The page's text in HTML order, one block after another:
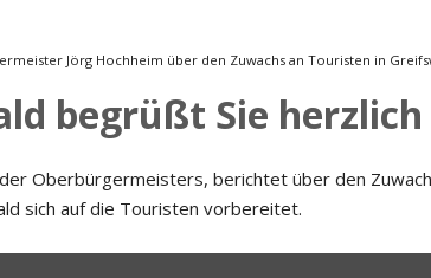
Jörg Hochheim über den Zuwachs an Touristen in
begrüßt Sie herzlich
Oberbürgermeisters, berichtet über den
sich auf die Touristen vorbereitet.